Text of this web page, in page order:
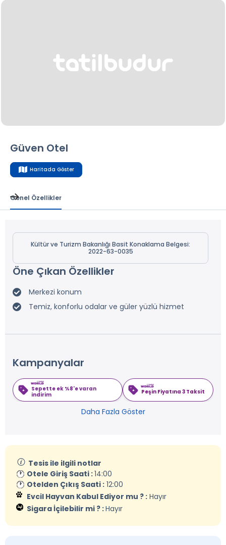
Güven Otel
Haritada Göster
Genel Özellikler
Kültür ve Turizm Bakanlığı Basit Konaklama Belgesi:
2022-63-0035
Öne Çıkan Özellikler
Merkezi konum
Temiz, konforlu odalar ve güler yüzlü hizmet
Kampanyalar
Sepette ek %8'e varan
indirim
Peşin Fiyatına 3 Taksit
Daha Fazla Göster
Tesis ile ilgili notlar
Otele Giriş Saati :14:00
Otelden Çıkış Saati : 12:00
Evcil Hayvan Kabul Ediyor mu ? : Hayır
Sigara İçilebilir mi ? :Hayır